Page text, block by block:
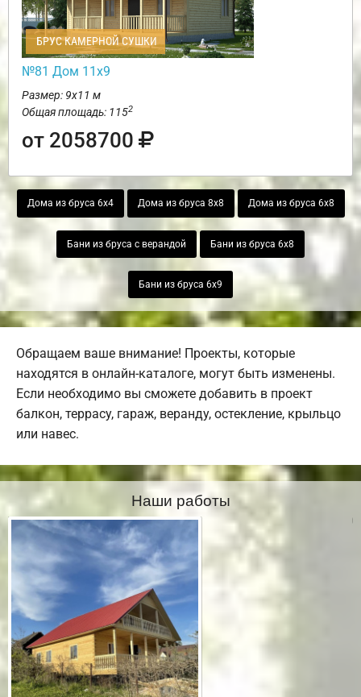
БРУС КАМЕРНОЙ СУШКИ
№81 Дом 11х9
Размер: 9х11 м
Общая площадь: 1152
от 2058700
Дома из бруса 6х4 Дома из бруса 8х8 Дома из бруса 6х8
Бани из бруса с верандой Бани из бруса 6х8
Бани из бруса 6х9
Обращаем ваше внимание! Проекты, которые
находятся в онлайн-каталоге, могут быть изменены.
Если необходимо вы сможете добавить в проект
балкон, террасу, гараж, веранду, остекление, крыльцо
или навес.
Наши работы